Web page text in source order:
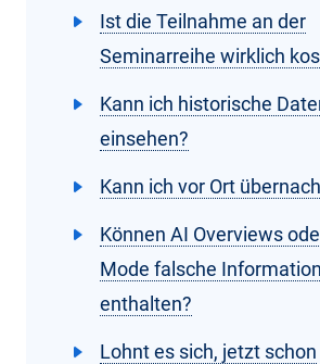
Ist die Teilnahme an der
Seminarreihe wirklich
Kann ich historische
einsehen?
Kann ich vor Ort
Können AI Overviews
Mode falsche
enthalten?
Lohnt es sich, jetzt schon